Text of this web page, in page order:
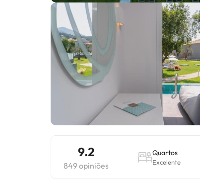
9.2
849 opiniões
Quartos
Excelente